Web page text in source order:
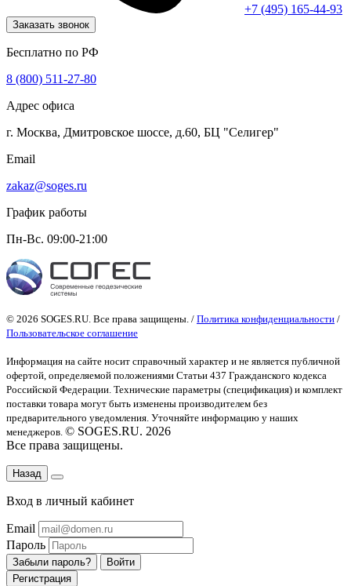
+7 (495) 165-44-93
Заказать звонок
Бесплатно по РФ
8 (800) 511-27-80
Адрес офиса
г. Москва, Дмитровское шоссе, д.60, БЦ "Селигер"
Email
zakaz@soges.ru
График работы
Пн-Вс. 09:00-21:00
© 2026 SOGES.RU. Все права защищены. / Политика конфиденциальности /
Пользовательское соглашение
Информация на сайте носит справочный характер и не является публичной
офертой, определяемой положениями Статьи 437 Гражданского кодекса
Российской Федерации. Технические параметры (спецификация) и комплект
поставки товара могут быть изменены производителем без
предварительного уведомления. Уточняйте информацию у наших
менеджеров. © SOGES.RU. 2026
Все права защищены.
Назад
Вход в личный кабинет
Email
Пароль
Забыли пароль?
Войти
Регистрация